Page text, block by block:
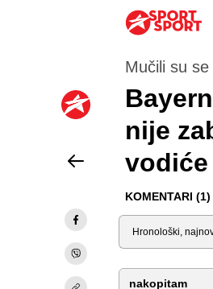
Mučili su
nije
vodiće
KOMENTARI (1)
Sortiraj
nakopitam